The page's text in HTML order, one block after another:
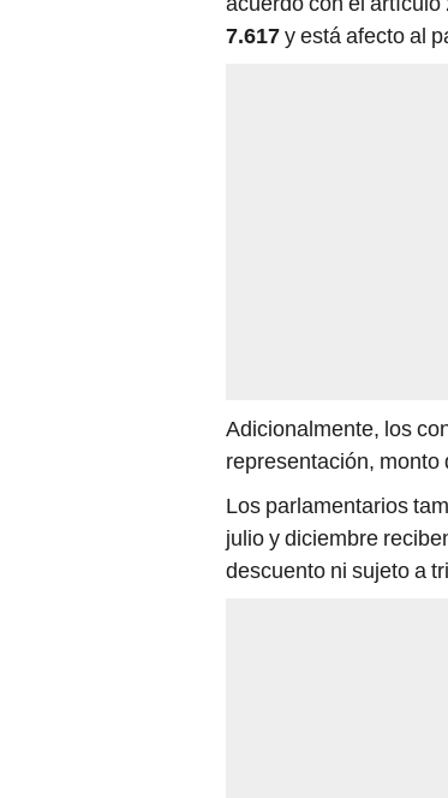
7.617y está afecto al
Adicionalmente, los
representación, monto
Los parlamentarios
julio y diciembre
descuento ni sujeto a